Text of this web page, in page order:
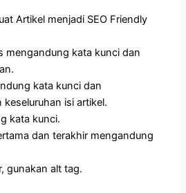
Artikel menjadi SEO Friendly
mengandung kata kunci dan
kata kunci dan
isi artikel.
kata kunci.
dan terakhir mengandung
gunakan alt tag.